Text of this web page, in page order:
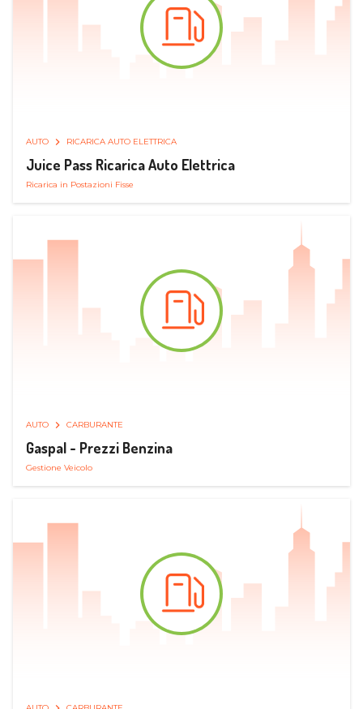
AUTO RICARICA AUTO ELETTRICA
Juice Pass Ricarica Auto Elettrica
Ricarica in Postazioni Fisse
AUTO CARBURANTE
Gaspal - Prezzi Benzina
Gestione Veicolo